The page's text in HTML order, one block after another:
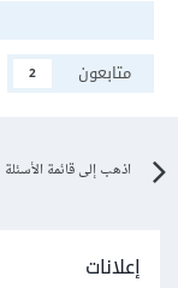
متابعون
2
اذهب إلى قائمة الأسئلة
إعلانات